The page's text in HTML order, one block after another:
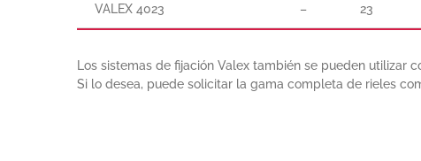
VALEX 4023 – 23
Los sistemas de fijación Valex también se pueden utilizar
Si lo desea, puede solicitar la gama completa de rieles